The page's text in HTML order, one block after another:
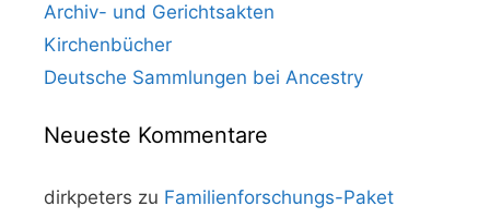
Archiv- und Gerichtsakten
Kirchenbücher
Deutsche Sammlungen bei Ancestry
Neueste Kommentare
dirkpeters zu Familienforschungs-Paket